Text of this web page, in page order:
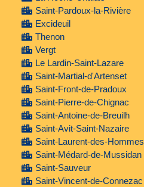
Saint-Pardoux-la-Rivière
Excideuil
Thenon
Vergt
Le Lardin-Saint-Lazare
Saint-Martial-d'Artenset
Saint-Front-de-Pradoux
Saint-Pierre-de-Chignac
Saint-Antoine-de-Breuilh
Saint-Avit-Saint-Nazaire
Saint-Laurent-des-Hommes
Saint-Médard-de-Mussidan
Saint-Sauveur
Saint-Vincent-de-Connezac